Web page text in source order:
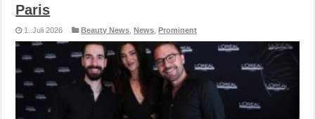
Paris
1. Juli 2026 Beauty News ,News ,Prominent